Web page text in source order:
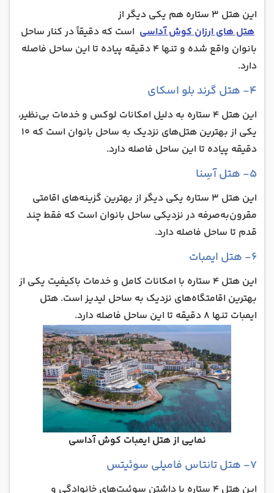
این هتل 3 ستاره هم یکی دیگر از
هتل های ارزان کوش آداسی است که دقیقاً در کنار ساحل
بانوان واقع شده و تنها 4 دقیقه پیاده تا این ساحل فاصله
دارد.
۴- هتل گرند بلو اسکای
این هتل 4 ستاره به دلیل امکانات لوکس و خدمات بی‌نظیر،
یکی از بهترین هتل‌های نزدیک به ساحل بانوان است که 10
دقیقه پیاده تا این ساحل فاصله دارد.
۵- هتل آسِنا
این هتل 3 ستاره یکی دیگر از بهترین گزینه‌های اقامتی
مقرون‌به‌صرفه در نزدیکی ساحل بانوان است که فقط چند
قدم تا ساحل فاصله دارد.
۶- هتل ایمبات
این هتل 4 ستاره با امکانات کامل و خدمات باکیفیت یکی از
بهترین اقامتگاه‌های نزدیک به ساحل لیدیز است. هتل
ایمبات تنها 8 دقیقه تا این ساحل فاصله دارد.
نمایی از هتل ایمبات کوش آداسی
۷- هتل تانتاس فامیلی سوئیتس
این هتل 4 ستاره با داشتن سوئیت‌های خانوادگی و